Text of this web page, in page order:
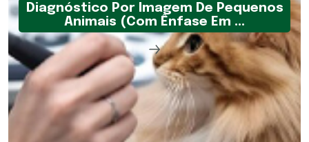
Diagnóstico Por Imagem De Pequenos
Animais (Com Ênfase Em ...